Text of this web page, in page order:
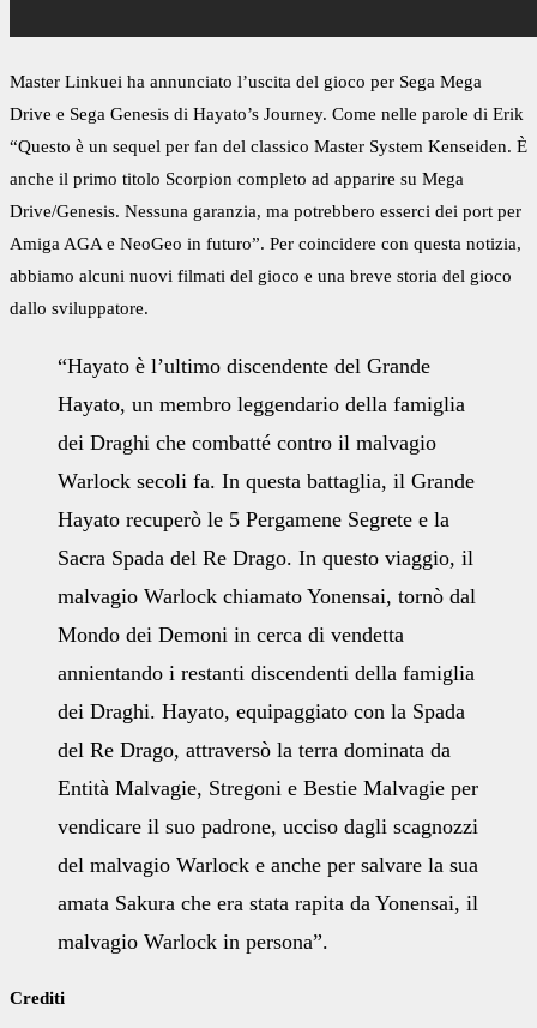
Master Linkuei ha annunciato l’uscita del gioco per Sega Mega
Drive e Sega Genesis di Hayato’s Journey. Come nelle parole di Erik
“Questo è un sequel per fan del classico Master System Kenseiden. È
anche il primo titolo Scorpion completo ad apparire su Mega
Drive/Genesis. Nessuna garanzia, ma potrebbero esserci dei port per
Amiga AGA e NeoGeo in futuro”. Per coincidere con questa notizia,
abbiamo alcuni nuovi filmati del gioco e una breve storia del gioco
dallo sviluppatore.
“Hayato è l’ultimo discendente del Grande
Hayato, un membro leggendario della famiglia
dei Draghi che combatté contro il malvagio
Warlock secoli fa. In questa battaglia, il Grande
Hayato recuperò le 5 Pergamene Segrete e la
Sacra Spada del Re Drago. In questo viaggio, il
malvagio Warlock chiamato Yonensai, tornò dal
Mondo dei Demoni in cerca di vendetta
annientando i restanti discendenti della famiglia
dei Draghi. Hayato, equipaggiato con la Spada
del Re Drago, attraversò la terra dominata da
Entità Malvagie, Stregoni e Bestie Malvagie per
vendicare il suo padrone, ucciso dagli scagnozzi
del malvagio Warlock e anche per salvare la sua
amata Sakura che era stata rapita da Yonensai, il
malvagio Warlock in persona”.
Crediti